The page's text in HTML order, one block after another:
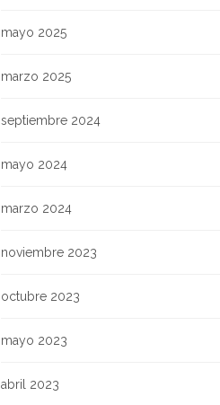
mayo 2025
marzo 2025
septiembre 2024
mayo 2024
marzo 2024
noviembre 2023
octubre 2023
mayo 2023
abril 2023